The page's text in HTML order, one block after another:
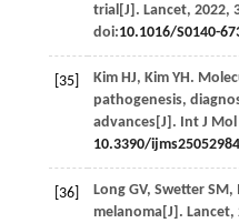
trial[J]. Lancet, 2022,
doi:10.1016/S0140-
[35] Kim HJ, Kim YH.
pathogenesis,
advances[J]. Int J Mol
10.3390/ijms25052984
[36] Long GV, Swetter SM,
melanoma[J]. Lancet,